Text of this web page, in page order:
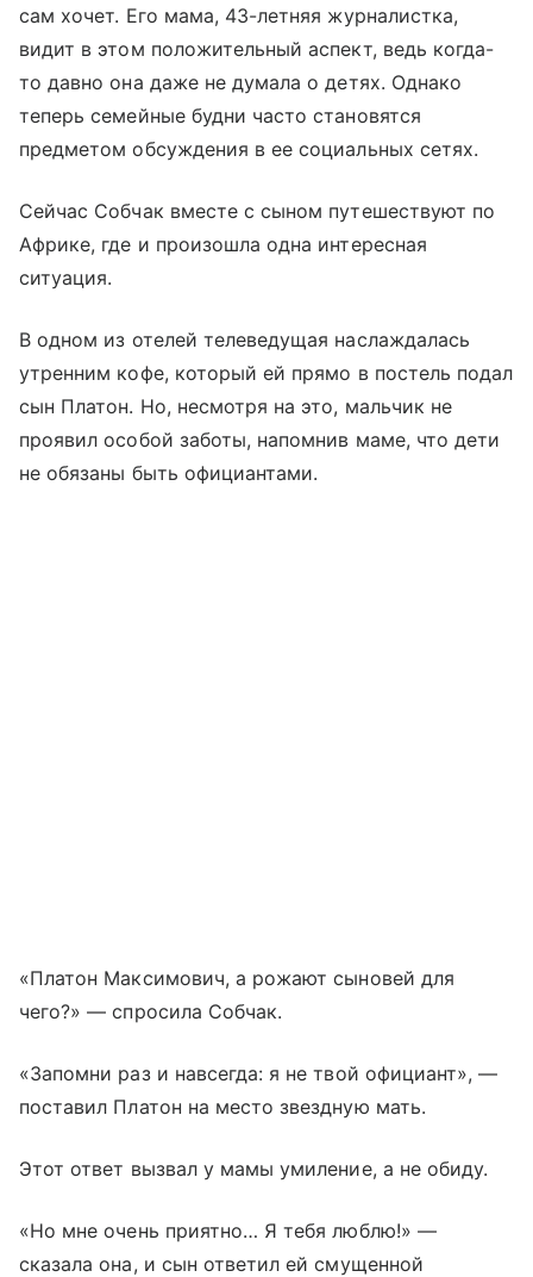
сам хочет. Его мама, 43-летняя журналистка,
видит в этом положительный аспект, ведь когда-
то давно она даже не думала о детях. Однако
теперь семейные будни часто становятся
предметом обсуждения в ее социальных сетях.
Сейчас Собчак вместе с сыном путешествуют по
Африке, где и произошла одна интересная
ситуация.
В одном из отелей телеведущая наслаждалась
утренним кофе, который ей прямо в постель подал
сын Платон. Но, несмотря на это, мальчик не
проявил особой заботы, напомнив маме, что дети
не обязаны быть официантами.
«Платон Максимович, а рожают сыновей для
чего?» — спросила Собчак.
«Запомни раз и навсегда: я не твой официант», —
поставил Платон на место звездную мать.
Этот ответ вызвал у мамы умиление, а не обиду.
«Но мне очень приятно… Я тебя люблю!» —
сказала она, и сын ответил ей смущенной